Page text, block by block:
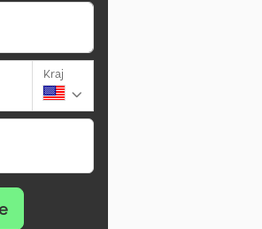
Kraj